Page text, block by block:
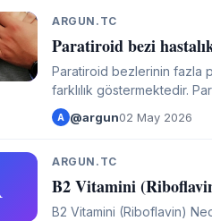
ARGUN.TC
Paratiroid bezi
Paratiroid bezlerinin fazla
farklılık göstermektedir.
doğrudan etkileyerek
A @argun02 May 2026
ARGUN.TC
B2 Vitamini
B2 Vitamini (Riboflavin)